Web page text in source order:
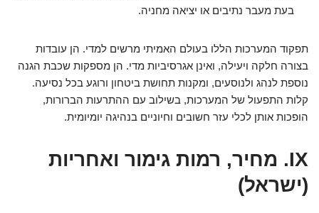
בעת מעבר נתיבים או יציאה מחניה.
תפקוד המערכות הללו בעולם האמיתי מרשים למדי. הן עובדות
בצורה חלקה ויעילה, ואינן אגרסיביות מדי. הן מספקות שכבת הגנה
נוספת לנהג ולנוסעים, ומקנות תחושת ביטחון ורוגע בכל נסיעה.
קלות התפעול של המערכות, בשילוב עם ההתרעות הברורות,
הופכות אותן לכלי עזר חשובים וחיוניים בנהיגה יומיומית.
IX. מחיר, רמות גימור ואחריות
(ישראל)